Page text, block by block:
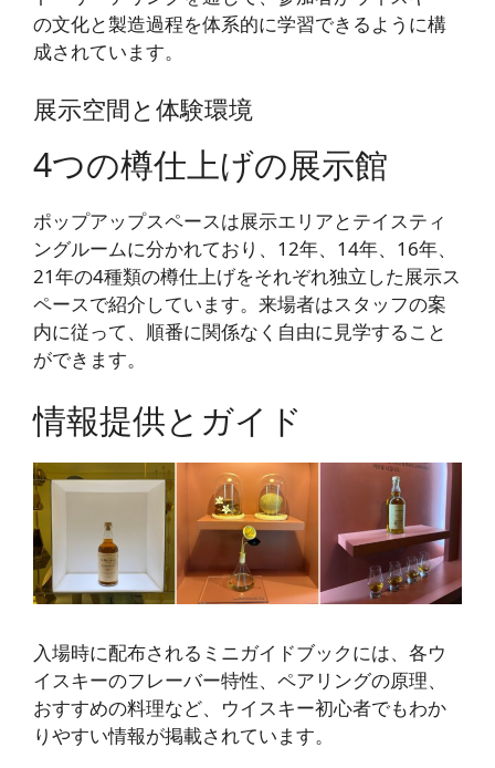
の文化と製造過程を体系的に学習できるように構
成されています。
展示空間と体験環境
4つの樽仕上げの展示館
ポップアップスペースは展示エリアとテイスティ
ングルームに分かれており、12年、14年、16年、
21年の4種類の樽仕上げをそれぞれ独立した展示ス
ペースで紹介しています。来場者はスタッフの案
内に従って、順番に関係なく自由に見学すること
ができます。
情報提供とガイド
入場時に配布されるミニガイドブックには、各ウ
イスキーのフレーバー特性、ペアリングの原理、
おすすめの料理など、ウイスキー初心者でもわか
りやすい情報が掲載されています。